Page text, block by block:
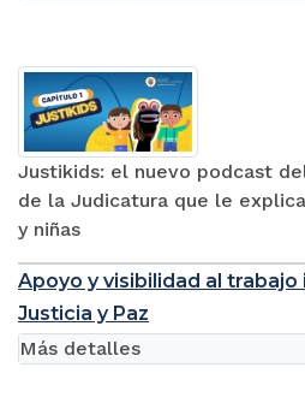
Justikids: el nuevo podcast
de la Judicatura que le
y niñas
Apoyo y visibilidad al trabajo
Justicia y Paz
Más detalles